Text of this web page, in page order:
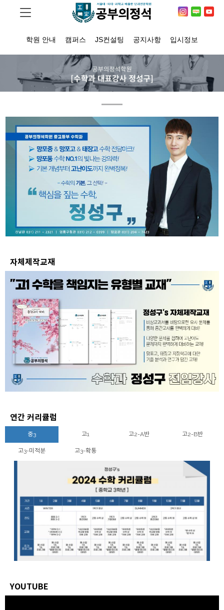
학원 안내 캠퍼스 JS컨설팅 공지사항 입시정보
자체제작교재
연간 커리큘럼
중3 고1 고2-A반 고2-B반
고3-미적분 고3-확통
YOUTUBE